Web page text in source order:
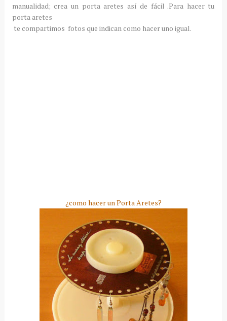
manualidad; crea un porta aretes así de fácil .Para hacer tu
porta aretes
te compartimos fotos que indican como hacer uno igual.
¿como hacer un Porta Aretes?